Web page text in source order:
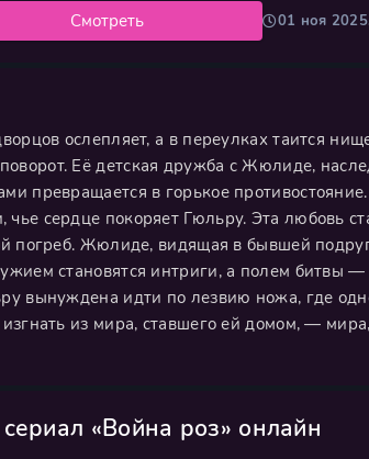
Смотреть 01 ноя
ослепляет, а в переулках таится
Её детская дружба с Жюлиде,
превращается в горькое
сердце покоряет Гюльру. Эта любовь
погреб. Жюлиде, видящая в бывшей
становятся интриги, а полем битвы
вынуждена идти по лезвию ножа, где
из мира, ставшего ей домом, —
«Война роз» онлайн